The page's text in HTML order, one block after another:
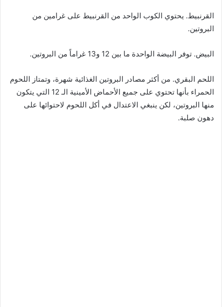
القرنبيط. يحتوي الكوب الواحد من القرنبيط على غرامين من
البروتين.
البيض. توفر البيضة الواحدة ما بين 12 و13 غراماً من البروتين.
اللحم البقري. من أكثر مصادر البروتين الغذائية شهرة، وتمتاز اللحوم
الحمراء بأنها تحتوي على جميع الأحماض الأمينية الـ 12 التي يتكون
منها البروتين، لكن ينبغي الاعتدال في أكل اللحوم لاحتوائها على
دهون صلبة.